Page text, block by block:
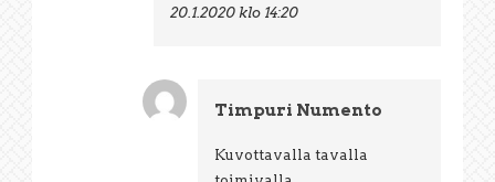
20.1.2020 klo 14:20
Timpuri Numento
Kuvottavalla tavalla